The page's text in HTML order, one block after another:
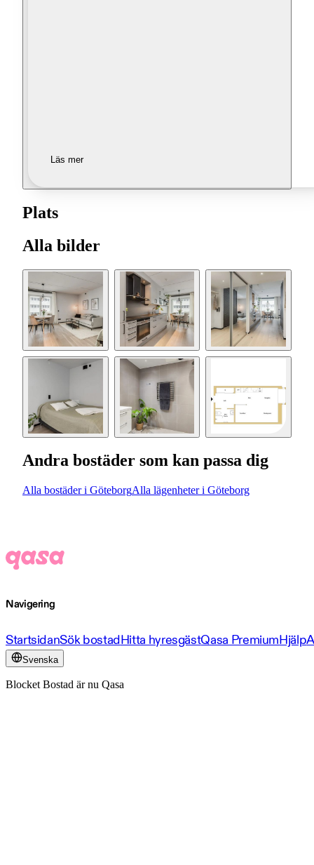
Läs mer
Plats
Alla bilder
Andra bostäder som kan passa dig
Alla bostäder i GöteborgAlla lägenheter i Göteborg
Navigering
StartsidanSök bostadHitta hyresgästQasa PremiumHjälp
Svenska
Blocket Bostad är nu Qasa